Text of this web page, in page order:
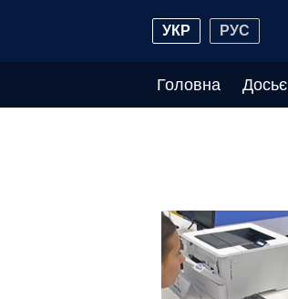
УКР РУС
Головна Досьє